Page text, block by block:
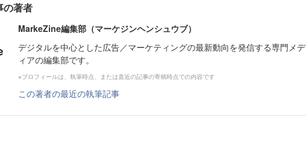
の著者
MarkeZine編集部（マーケジンヘンシュウブ）
デジタルを中心とした広告／マーケティングの最新動向を発信する専門メデ
ィアの編集部です。
※プロフィールは、執筆時点、または直近の記事の寄稿時点での内容です
この著者の最近の執筆記事